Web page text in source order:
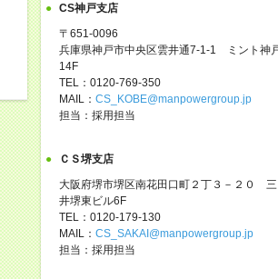
CS神戸支店
〒651-0096
兵庫県神戸市中央区雲井通7-1-1 ミント神
14F
TEL：0120-769-350
MAIL： CS_KOBE@manpowergroup.jp
担当：採用担当
ＣＳ堺支店
大阪府堺市堺区南花田口町２丁３－２０ 三
井堺東ビル6F
TEL：0120-179-130
MAIL： CS_SAKAI@manpowergroup.jp
担当：採用担当